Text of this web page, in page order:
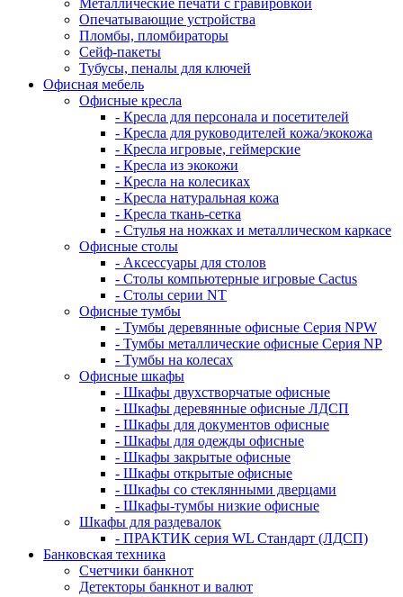
Металлические печати с гравировкой
Опечатывающие устройства
Пломбы, пломбираторы
Сейф-пакеты
Тубусы, пеналы для ключей
Офисная мебель
Офисные кресла
- Кресла для персонала и посетителей
- Кресла для руководителей кожа/экокожа
- Кресла игровые, геймерские
- Кресла из экокожи
- Кресла на колесиках
- Кресла натуральная кожа
- Кресла ткань-сетка
- Стулья на ножках и металлическом каркасе
Офисные столы
- Аксессуары для столов
- Столы компьютерные игровые Cactus
- Столы серии NT
Офисные тумбы
- Тумбы деревянные офисные Серия NPW
- Тумбы металлические офисные Серия NP
- Тумбы на колесах
Офисные шкафы
- Шкафы двухстворчатые офисные
- Шкафы деревянные офисные ЛДСП
- Шкафы для документов офисные
- Шкафы для одежды офисные
- Шкафы закрытые офисные
- Шкафы открытые офисные
- Шкафы со стеклянными дверцами
- Шкафы-тумбы низкие офисные
Шкафы для раздевалок
- ПРАКТИК серия WL Стандарт (ЛДСП)
Банковская техника
Счетчики банкнот
Детекторы банкнот и валют